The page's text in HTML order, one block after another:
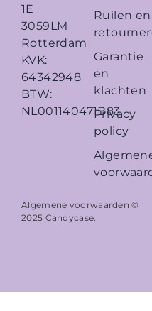
1E
3059LM
Rotterdam
KVK:
64342948
BTW:
NL001140471B83
Ruilen en
Garantie
en
klachten
Privacy
policy
Algemene voorwaarden ©
2025 Candycase